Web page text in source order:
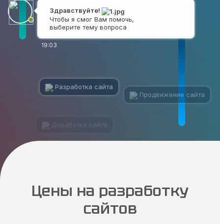
Здравствуйте!
Чтобы я смог Вам помочь,
выберите тему вопроса
19:03
Доработка сайта У меня другой вопрос
Цены на разработку
сайтов